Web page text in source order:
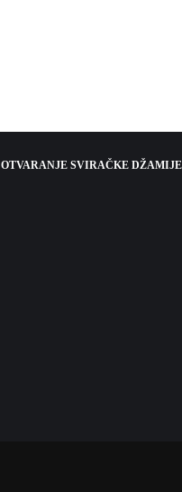
OTVARANJE SVIRAČKE